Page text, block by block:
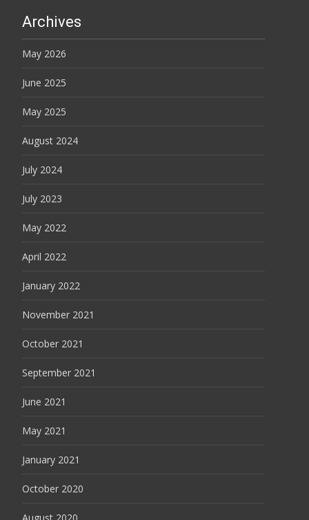
Archives
May 2026
June 2025
May 2025
August 2024
July 2024
July 2023
May 2022
April 2022
January 2022
November 2021
October 2021
September 2021
June 2021
May 2021
January 2021
October 2020